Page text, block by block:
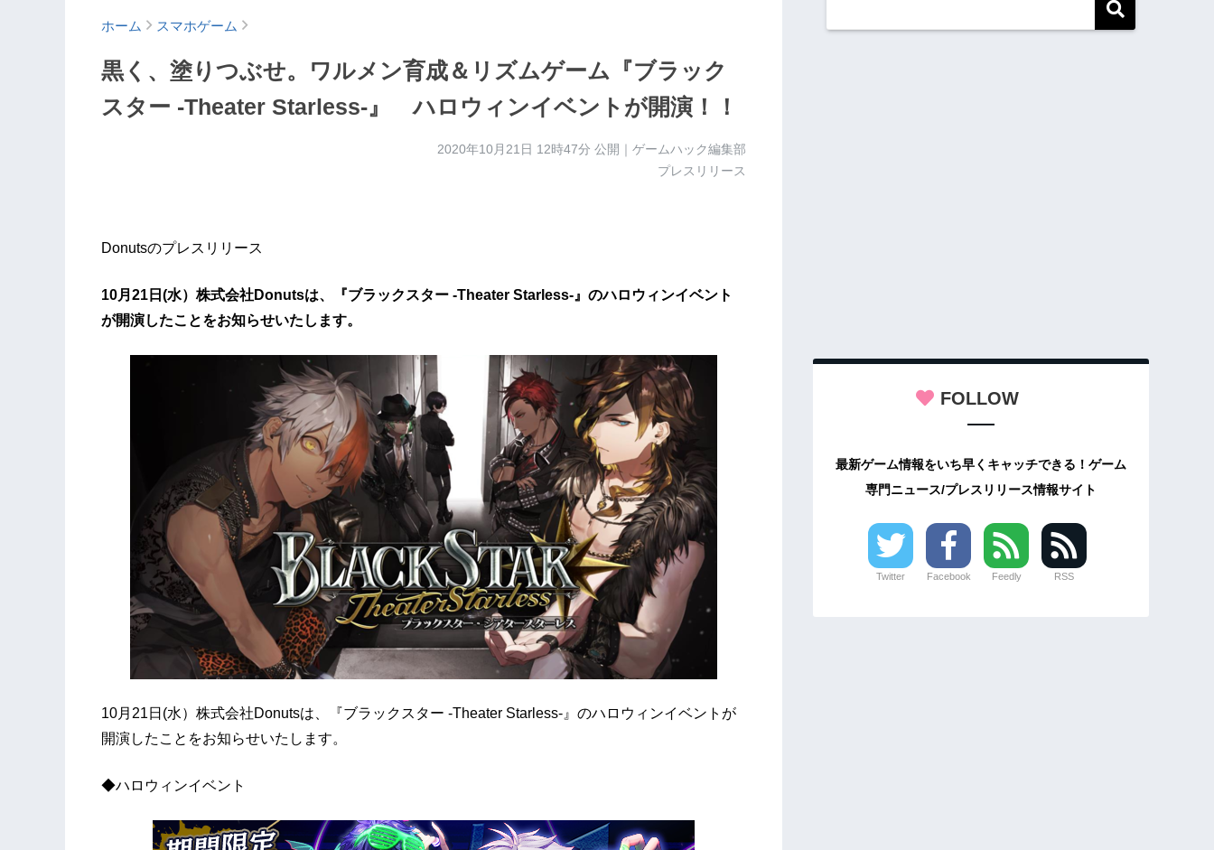
ホーム スマホゲーム
黒く、塗りつぶせ。ワルメン育成＆リズムゲーム『ブラック
スター -Theater Starless-』 ハロウィンイベントが開演！！
2020年10月21日 12時47分 公開｜ゲームハック編集部
プレスリリース
Donutsのプレスリリース
10月21日(水）株式会社Donutsは、『ブラックスター -Theater Starless-』のハロウィンイベント
が開演したことをお知らせいたします。
10月21日(水）株式会社Donutsは、『ブラックスター -Theater Starless-』のハロウィンイベントが
開演したことをお知らせいたします。
◆ハロウィンイベント
FOLLOW
最新ゲーム情報をいち早くキャッチできる！ゲーム
専門ニュース/プレスリリース情報サイト
Twitter Facebook Feedly RSS